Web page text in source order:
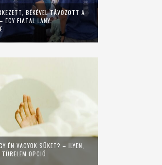
BÉKÉVEL TÁVOZOTT A
EGY FIATAL LÁNY
ÉN VAGYOK SÜKET? – ILYEN,
OPCIÓ